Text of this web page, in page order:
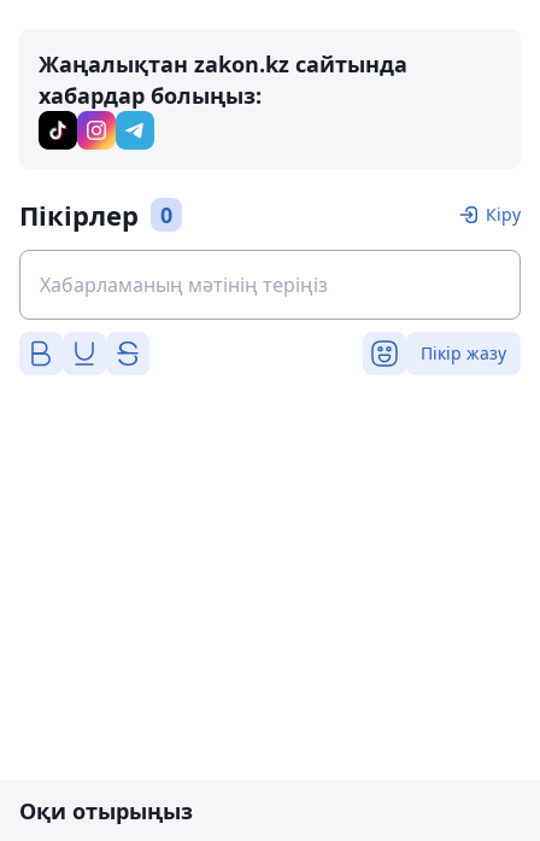
Жаңалықтан zakon.kz сайтында
хабардар болыңыз:
Пікірлер 0 Кіру
Пікір жазу
Оқи отырыңыз